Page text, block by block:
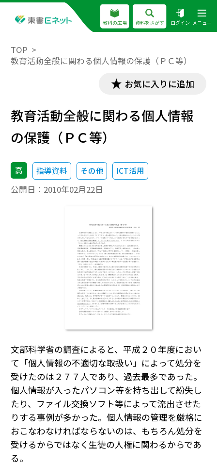
教科の広場 資料をさがす ログイン メニュー
TOP
教育活動全般に関わる個人情報の保護（ＰＣ等）
お気に入りに追加
教育活動全般に関わる個人情報
の保護（ＰＣ等）
高 指導資料 その他 ICT活用
公開日： 2010年02月22日
文部科学省の調査によると、平成２０年度におい
て「個人情報の不適切な取扱い」によって処分を
受けたのは２７７人であり、過去最多であった。
個人情報が入ったパソコン等を持ち出して紛失し
たり、ファイル交換ソフト等によって流出させた
りする事例が多かった。個人情報の管理を厳格に
おこなわなければならないのは、もちろん処分を
受けるからではなく生徒の人権に関わるからであ
る。